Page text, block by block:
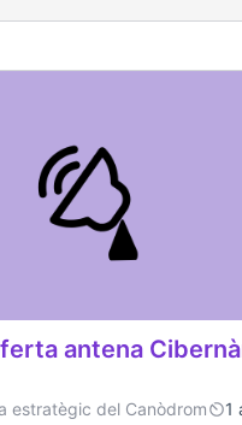
antena
estratègic del Canòdrom
1